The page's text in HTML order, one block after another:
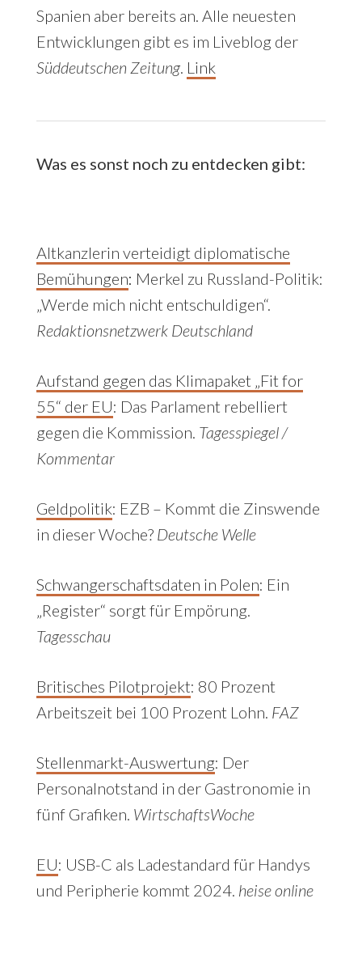
Spanien aber bereits an. Alle neuesten
Entwicklungen gibt es im Liveblog der
Süddeutschen Zeitung. Link
Was es sonst noch zu entdecken gibt:
Altkanzlerin verteidigt diplomatische
Bemühungen: Merkel zu Russland-Politik:
„Werde mich nicht entschuldigen“.
Redaktionsnetzwerk Deutschland
Aufstand gegen das Klimapaket „Fit for
55“ der EU: Das Parlament rebelliert
gegen die Kommission. Tagesspiegel /
Kommentar
Geldpolitik: EZB – Kommt die Zinswende
in dieser Woche? Deutsche Welle
Schwangerschaftsdaten in Polen: Ein
„Register“ sorgt für Empörung.
Tagesschau
Britisches Pilotprojekt: 80 Prozent
Arbeitszeit bei 100 Prozent Lohn. FAZ
Stellenmarkt-Auswertung: Der
Personalnotstand in der Gastronomie in
fünf Grafiken. WirtschaftsWoche
EU: USB-C als Ladestandard für Handys
und Peripherie kommt 2024. heise online